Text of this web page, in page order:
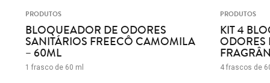
PRODUTOS
BLOQUEADOR DE ODORES
SANITÁRIOS FREECÔ CAMOMILA
– 60ML
1 frasco de 60 ml
PRODUTOS
KIT 4
ODORES
4 frascos de